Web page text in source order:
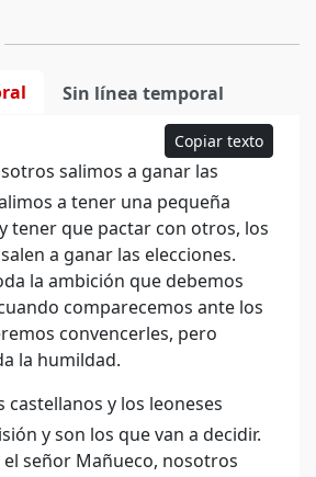
Sin línea temporal
Copiar texto
salimos a ganar las
a tener una pequeña
tener que pactar con otros, los
a ganar las elecciones.
la ambición que debemos
comparecemos ante los
convencerles, pero
la humildad.
castellanos y los leoneses
y son los que van a decidir.
señor Mañueco, nosotros